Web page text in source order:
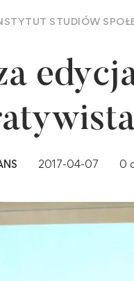
STUDIÓW
2017-04-07 0